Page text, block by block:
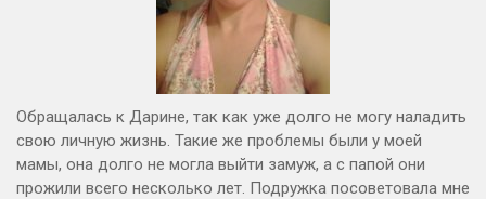
Обращалась к Дарине, так как уже долго не могу наладить
свою личную жизнь. Такие же проблемы были у моей
мамы, она долго не могла выйти замуж, а с папой они
прожили всего несколько лет. Подружка посоветовала мне